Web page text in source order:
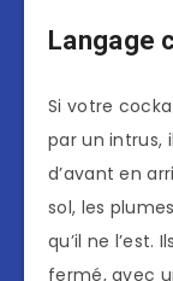
Langage
Si votre
par un intrus,
d’avant en
sol, les
qu’il ne
fermé, avec